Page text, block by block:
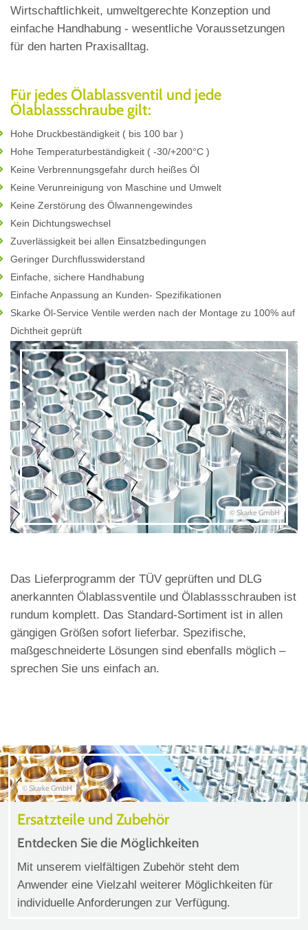
Wirtschaftlichkeit, umweltgerechte Konzeption und
einfache Handhabung - wesentliche Voraussetzungen
für den harten Praxisalltag.
Für jedes Ölablassventil und jede
Ölablassschraube gilt:
Hohe Druckbeständigkeit ( bis 100 bar )
Hohe Temperaturbeständigkeit ( -30/+200°C )
Keine Verbrennungsgefahr durch heißes Öl
Keine Verunreinigung von Maschine und Umwelt
Keine Zerstörung des Ölwannengewindes
Kein Dichtungswechsel
Zuverlässigkeit bei allen Einsatzbedingungen
Geringer Durchflusswiderstand
Einfache, sichere Handhabung
Einfache Anpassung an Kunden- Spezifikationen
Skarke Öl-Service Ventile werden nach der Montage zu 100% auf
Dichtheit geprüft
© Skarke GmbH
Das Lieferprogramm der TÜV geprüften und DLG
anerkannten Ölablassventile und Ölablassschrauben ist
rundum komplett. Das Standard-Sortiment ist in allen
gängigen Größen sofort lieferbar. Spezifische,
maßgeschneiderte Lösungen sind ebenfalls möglich –
sprechen Sie uns einfach an.
© Skarke GmbH
Ersatzteile und Zubehör
Entdecken Sie die Möglichkeiten
Mit unserem vielfältigen Zubehör steht dem
Anwender eine Vielzahl weiterer Möglichkeiten für
individuelle Anforderungen zur Verfügung.